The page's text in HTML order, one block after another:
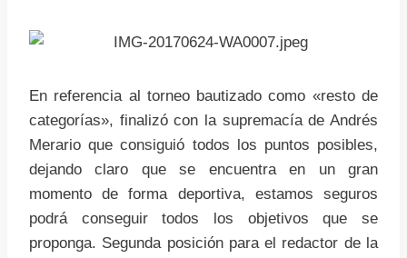
En referencia al torneo bautizado como «resto de
categorías», finalizó con la supremacía de Andrés
Merario que consiguió todos los puntos posibles,
dejando claro que se encuentra en un gran
momento de forma deportiva, estamos seguros
podrá conseguir todos los objetivos que se
proponga. Segunda posición para el redactor de la